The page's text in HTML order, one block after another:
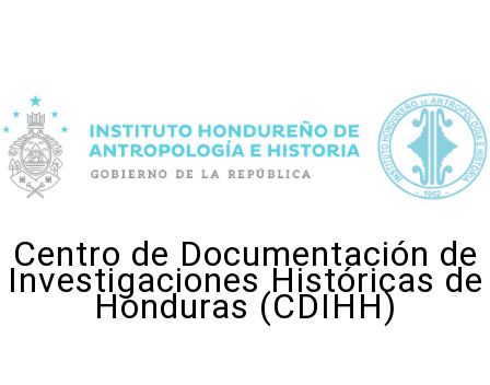
Centro de Documentación de
Investigaciones Históricas de
Honduras (CDIHH)